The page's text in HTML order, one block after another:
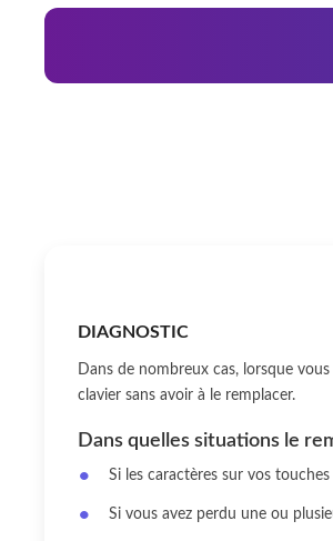
DIAGNOSTIC
Dans de nombreux cas, lorsque
clavier sans avoir à le remplacer.
Dans quelles situations le
Si les caractères sur vos
Si vous avez perdu une ou